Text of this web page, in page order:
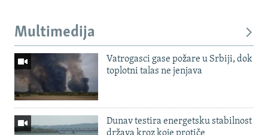
Multimedija
Vatrogasci gase požare u Srbiji, dok
toplotni talas ne jenjava
Dunav testira energetsku stabilnost
država kroz koje protiče